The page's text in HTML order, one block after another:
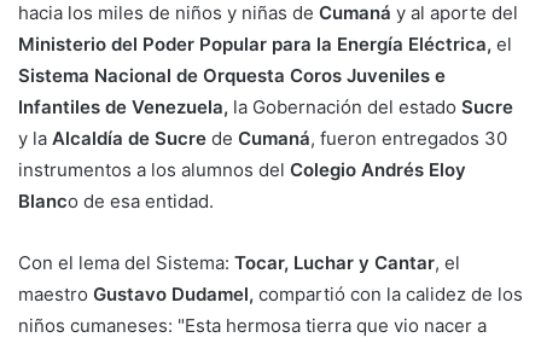
hacia los miles de niños y niñas de Cumaná y al aporte del
Ministerio del Poder Popular para la Energía Eléctrica, el
Sistema Nacional de Orquesta Coros Juveniles e
Infantiles de Venezuela, la Gobernación del estado Sucre
y la Alcaldía de Sucre de Cumaná, fueron entregados 30
instrumentos a los alumnos del Colegio Andrés Eloy
Blanco de esa entidad.
Con el lema del Sistema: Tocar, Luchar y Cantar, el
maestro Gustavo Dudamel, compartió con la calidez de los
niños cumaneses: "Esta hermosa tierra que vio nacer a